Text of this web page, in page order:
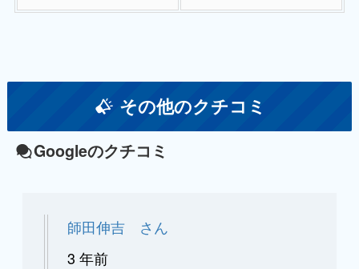
その他のクチコミ
Googleのクチコミ
師田伸吉 さん
3 年前